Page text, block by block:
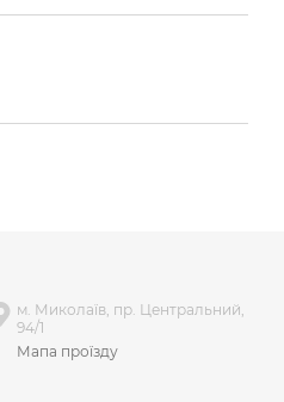
м. Миколаїв, пр. Центральний,
94/1
Мапа проїзду